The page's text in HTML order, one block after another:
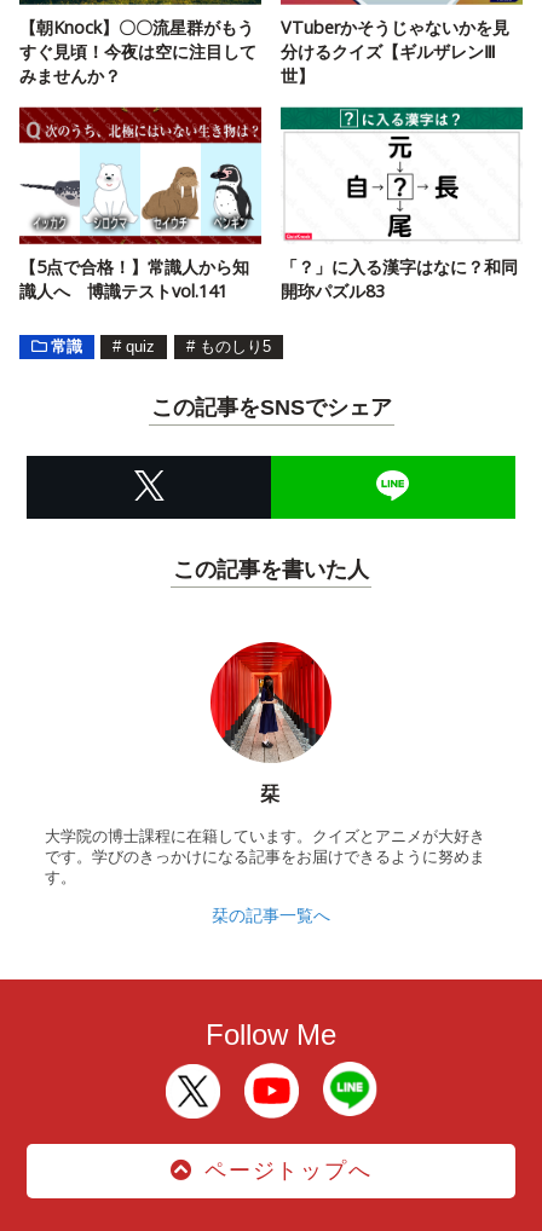
【朝Knock】〇〇流星群がもう
すぐ見頃！今夜は空に注目して
みませんか？
VTuberかそうじゃないかを見
分けるクイズ【ギルザレンⅢ
世】
【5点で合格！】常識人から知
識人へ 博識テストvol.141
「？」に入る漢字はなに？和同
開珎パズル83
常識 # quiz # ものしり5
この記事をSNSでシェア
この記事を書いた人
栞
大学院の博士課程に在籍しています。クイズとアニメが大好き
です。学びのきっかけになる記事をお届けできるように努めま
す。
栞の記事一覧へ
Follow Me
ページトップへ